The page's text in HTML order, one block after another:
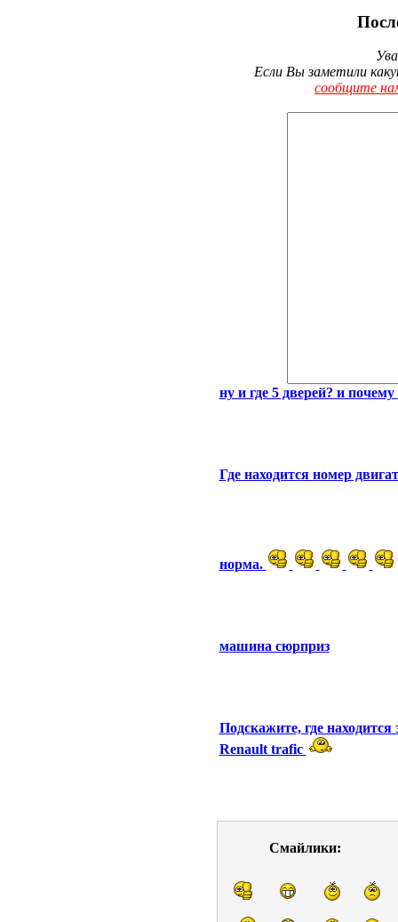
Если Вы заметили
сообщите
ну и где 5 дверей? и
Где находится номер
норма.
машина сюрприз
Подскажите, где находится
Renault trafic
Смайлики: